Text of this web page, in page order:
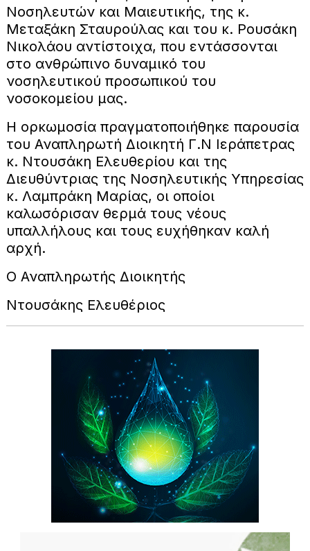
Νοσηλευτών και Μαιευτικής, της κ.
Μεταξάκη Σταυρούλας και του κ. Ρουσάκη
Νικολάου αντίστοιχα, που εντάσσονται
στο ανθρώπινο δυναμικό του
νοσηλευτικού προσωπικού του
νοσοκομείου μας.
Η ορκωμοσία πραγματοποιήθηκε παρουσία
του Αναπληρωτή Διοικητή Γ.Ν Ιεράπετρας
κ. Ντουσάκη Ελευθερίου και της
Διευθύντριας της Νοσηλευτικής Υπηρεσίας
κ. Λαμπράκη Μαρίας, οι οποίοι
καλωσόρισαν θερμά τους νέους
υπαλλήλους και τους ευχήθηκαν καλή
αρχή.
Ο Αναπληρωτής Διοικητής
Ντουσάκης Ελευθέριος